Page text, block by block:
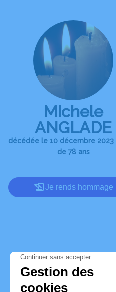
Michele
ANGLADE
décédée le 10 décembre 2023
de 78 ans
Je rends hommage